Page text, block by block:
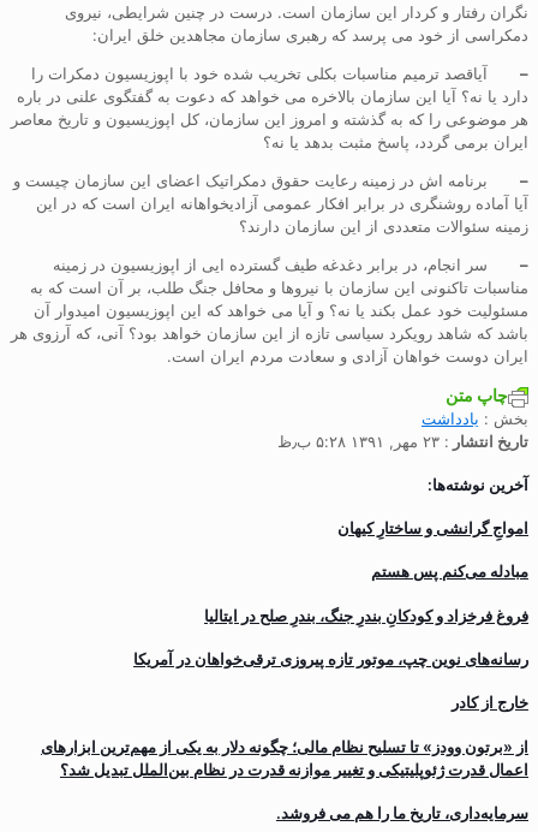
نگران رفتار و کردار این سازمان است. درست در چنین شرایطی، نیروی
دمکراسی از خود می پرسد که رهبری سازمان مجاهدین خلق ایران:
– آیاقصد ترمیم مناسبات بکلی تخریب شده خود با اپوزیسیون دمکرات را
دارد یا نه؟ آیا این سازمان بالاخره می خواهد که دعوت به گفتگوی علنی در باره
هر موضوعی را که به گذشته و امروز این سازمان، کل اپوزیسیون و تاریخ معاصر
ایران برمی گردد، پاسخ مثبت بدهد یا نه؟
– برنامه اش در زمینه رعایت حقوق دمکراتیک اعضای این سازمان چیست و
آیا آماده روشنگری در برابر افکار عمومی آزادیخواهانه ایران است که در این
زمینه سئوالات متعددی از این سازمان دارند؟
– سر انجام، در برابر دغدغه طیف گسترده ایی از اپوزیسیون در زمینه
مناسبات تاکنونی این سازمان با نیروها و محافل جنگ طلب، بر آن است که به
مسئولیت خود عمل بکند یا نه؟ و آیا می خواهد که این اپوزیسیون امیدوار آن
باشد که شاهد رویکرد سیاسی تازه از این سازمان خواهد بود؟ آنی، که آرزوی هر
ایران دوست خواهان آزادی و سعادت مردم ایران است.
چاپ متن
بخش : یادداشت
تاریخ انتشار : ۲۳ مهر, ۱۳۹۱ ۵:۲۸ ب٫ظ
آخرین نوشته‌ها:
‌امواجِ گرانشی و ساختارِ کیهان
مبادله می‌کنم پس هستم
فروغ فرخزاد و کودکانِ بندرِ جنگ، بندرِ صلح در ایتالیا
رسانه‌های نوین چپ، موتور تازه پیروزی ترقی‌خواهان در آمریکا
خارج از کادر
از «برتون وودز» تا تسلیح نظام مالی؛ چگونه دلار به یکی از مهم‌ترین ابزارهای
اعمال قدرت ژئوپلیتیکی و تغییر موازنه قدرت در نظام بین‌الملل تبدیل شد؟
سرمایه‌داری، تاریخ ما را هم می فروشد.